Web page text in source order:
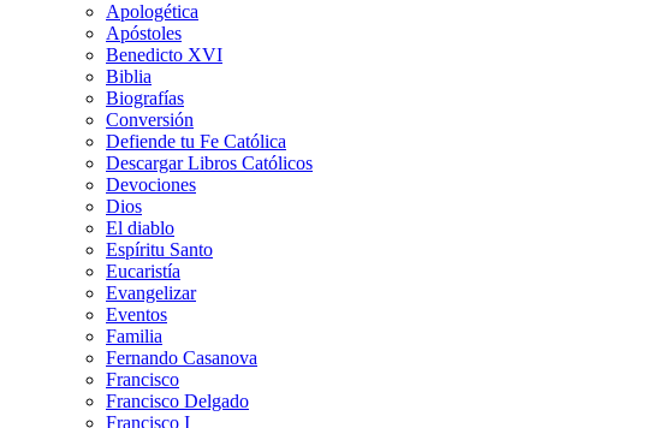
Apologética
Apóstoles
Benedicto XVI
Biblia
Biografías
Conversión
Defiende tu Fe Católica
Descargar Libros Católicos
Devociones
Dios
El diablo
Espíritu Santo
Eucaristía
Evangelizar
Eventos
Familia
Fernando Casanova
Francisco
Francisco Delgado
Francisco I